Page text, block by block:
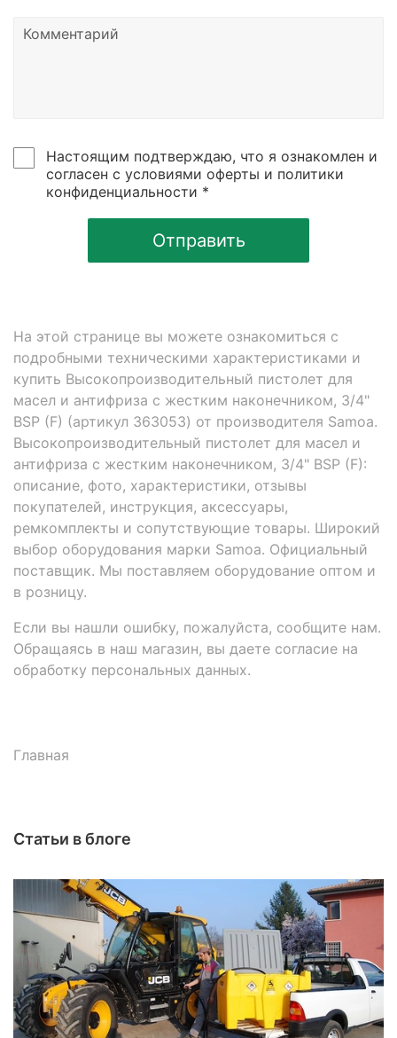
Настоящим подтверждаю, что я ознакомлен и
согласен с условиями оферты и политики
конфиденциальности *
Отправить
На этой странице вы можете ознакомиться с
подробными техническими характеристиками и
купить Высокопроизводительный пистолет для
масел и антифриза с жестким наконечником, 3/4"
BSP (F) (артикул 363053) от производителя Samoa.
Высокопроизводительный пистолет для масел и
антифриза с жестким наконечником, 3/4" BSP (F):
описание, фото, характеристики, отзывы
покупателей, инструкция, аксессуары,
ремкомплекты и сопутствующие товары. Широкий
выбор оборудования марки Samoa. Официальный
поставщик. Мы поставляем оборудование оптом и
в розницу.
Если вы нашли ошибку, пожалуйста, сообщите нам.
Обращаясь в наш магазин, вы даете согласие на
обработку персональных данных.
Главная
Статьи в блоге